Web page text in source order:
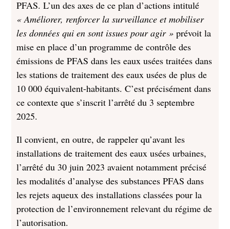
PFAS. L’un des axes de ce plan d’actions intitulé
« Améliorer, renforcer la surveillance et mobiliser
les données qui en sont issues pour agir » prévoit la
mise en place d’un programme de contrôle des
émissions de PFAS dans les eaux usées traitées dans
les stations de traitement des eaux usées de plus de
10 000 équivalent-habitants. C’est précisément dans
ce contexte que s’inscrit l’arrêté du 3 septembre
2025.
Il convient, en outre, de rappeler qu’avant les
installations de traitement des eaux usées urbaines,
l’arrêté du 30 juin 2023 avaient notamment précisé
les modalités d’analyse des substances PFAS dans
les rejets aqueux des installations classées pour la
protection de l’environnement relevant du régime de
l’autorisation.